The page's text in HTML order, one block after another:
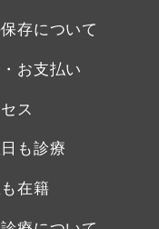
存について
お支払い
ス
も診療
在籍